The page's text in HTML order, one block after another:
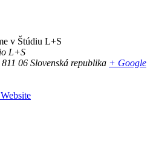
v Štúdiu L+S
L+S
811 06 Slovenská republika + Google